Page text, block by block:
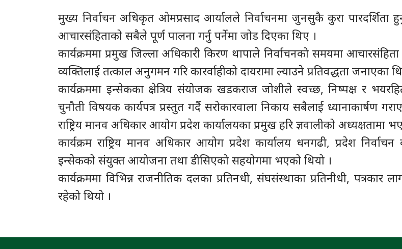
मुख्य निर्वाचन अधिकृत ओमप्रसाद आर्यालले निर्वाचनमा जुनसुकै कुरा पारदर्शिता
आचारसंहिताको सबैले पूर्ण पालना गर्नु पर्नेमा जोड दिएका थिए ।
कार्यक्रममा प्रमुख जिल्ला अधिकारी किरण थापाले निर्वाचनको समयमा
व्यक्तिलाई तत्काल अनुगमन गरि कारर्वाहीको दायरामा ल्याउने प्रतिवद्धता जनाएका
कार्यक्रममा इन्सेकका क्षेत्रिय संयोजक खडकराज जोशीले स्वच्छ, निष्पक्ष र
चुनौती विषयक कार्यपत्र प्रस्तुत गर्दै सरोकारवाला निकाय सबैलाई ध्यानाकार्षण
राष्ट्रिय मानव अधिकार आयोग प्रदेश कार्यालयका प्रमुख हरि ज्ञवालीको अध्यक्षतामा
कार्यक्रम राष्ट्रिय मानव अधिकार आयोग प्रदेश कार्यालय धनगढी, प्रदेश
इन्सेकको संयुक्त आयोजना तथा डीसिएको सहयोगमा भएको थियो ।
कार्यक्रममा विभिन्न राजनीतिक दलका प्रतिनधी, संघसंस्थाका प्रतिनीधी, पत्रकार
रहेको थियो ।